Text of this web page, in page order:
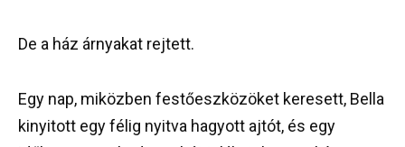
De a ház árnyakat rejtett.
Egy nap, miközben festőeszközöket keresett, Bella
kinyitott egy félig nyitva hagyott ajtót, és egy